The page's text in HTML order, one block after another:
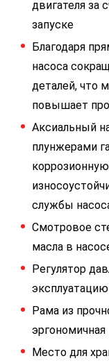
двигателя за
запуске
Благодаря
насоса
деталей, что
повышает
Аксиальный
плунжерами
службы
Смотровое
масла в
Регулятор
Рама из
Место для